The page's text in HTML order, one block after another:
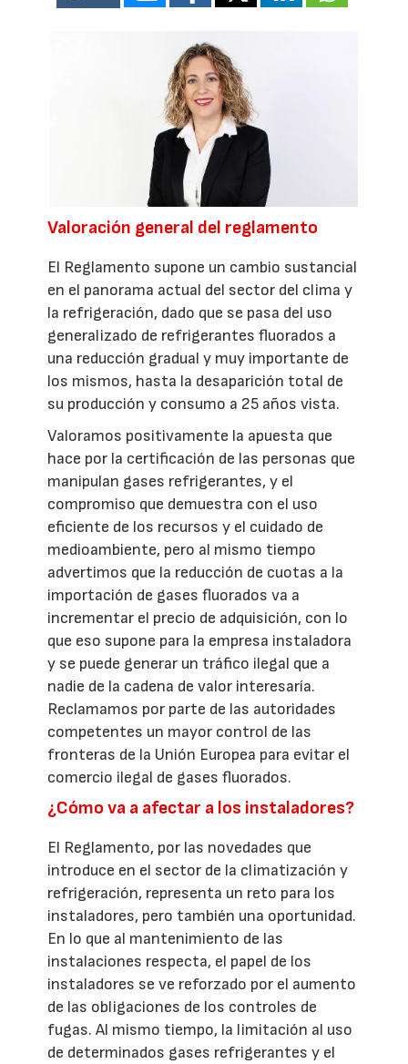
Valoración general del reglamento
El Reglamento supone un cambio sustancial
en el panorama actual del sector del clima y
la refrigeración, dado que se pasa del uso
generalizado de refrigerantes fluorados a
una reducción gradual y muy importante de
los mismos, hasta la desaparición total de
su producción y consumo a 25 años vista.
Valoramos positivamente la apuesta que
hace por la certificación de las personas que
manipulan gases refrigerantes, y el
compromiso que demuestra con el uso
eficiente de los recursos y el cuidado de
medioambiente, pero al mismo tiempo
advertimos que la reducción de cuotas a la
importación de gases fluorados va a
incrementar el precio de adquisición, con lo
que eso supone para la empresa instaladora
y se puede generar un tráfico ilegal que a
nadie de la cadena de valor interesaría.
Reclamamos por parte de las autoridades
competentes un mayor control de las
fronteras de la Unión Europea para evitar el
comercio ilegal de gases fluorados.
¿Cómo va a afectar a los instaladores?
El Reglamento, por las novedades que
introduce en el sector de la climatización y
refrigeración, representa un reto para los
instaladores, pero también una oportunidad.
En lo que al mantenimiento de las
instalaciones respecta, el papel de los
instaladores se ve reforzado por el aumento
de las obligaciones de los controles de
fugas. Al mismo tiempo, la limitación al uso
de determinados gases refrigerantes y el